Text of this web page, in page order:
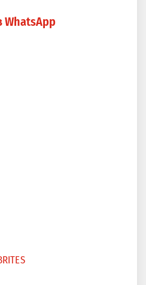
WhatsApp